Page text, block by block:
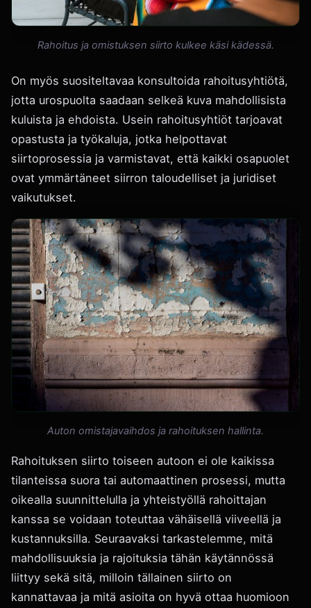
Rahoitus ja omistuksen siirto kulkee käsi kädessä.
On myös suositeltavaa konsultoida rahoitusyhtiötä,
jotta urospuolta saadaan selkeä kuva mahdollisista
kuluista ja ehdoista. Usein rahoitusyhtiöt tarjoavat
opastusta ja työkaluja, jotka helpottavat
siirtoprosessia ja varmistavat, että kaikki osapuolet
ovat ymmärtäneet siirron taloudelliset ja juridiset
vaikutukset.
Auton omistajavaihdos ja rahoituksen hallinta.
Rahoituksen siirto toiseen autoon ei ole kaikissa
tilanteissa suora tai automaattinen prosessi, mutta
oikealla suunnittelulla ja yhteistyöllä rahoittajan
kanssa se voidaan toteuttaa vähäisellä viiveellä ja
kustannuksilla. Seuraavaksi tarkastelemme, mitä
mahdollisuuksia ja rajoituksia tähän käytännössä
liittyy sekä sitä, milloin tällainen siirto on
kannattavaa ja mitä asioita on hyvä ottaa huomioon